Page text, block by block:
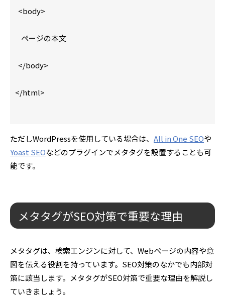
<body>
ページの本文
</body>
</html>
ただしWordPressを使用している場合は、 All in One SEOや
Yoast SEOなどのプラグインでメタタグを設置することも可
能です。
メタタグがSEO対策で重要な理由
メタタグは、検索エンジンに対して、Webページの内容や意
図を伝える役割を持っています。SEO対策のなかでも内部対
策に該当します。メタタグがSEO対策で重要な理由を解説し
ていきましょう。